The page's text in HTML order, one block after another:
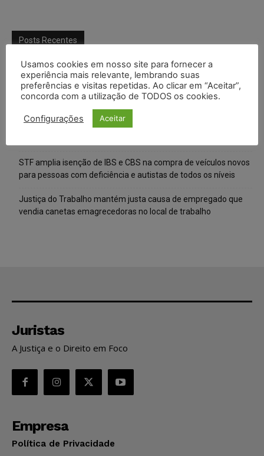
Posts Recentes
Composição da taxa de juros
Meta é alvo de denúncia após anúncios com conteúdo sexual
infantil gerado por IA circularem em suas plataformas
Advogado preso por suspeita de matar o filho tem inscrição
STF amplia isenção de IBS e CBS na compra de veículos novos
para pessoas com deficiência e autistas de todos os níveis
Justiça do Trabalho mantém justa causa de empregado que
vendia canetas emagrecedoras no local de trabalho
Juristas
A Justiça e o Direito em Foco
Empresa
Política de Privacidade
Usamos cookies em nosso site para fornecer a
experiência mais relevante, lembrando suas
preferências e visitas repetidas. Ao clicar em “Aceitar”,
concorda com a utilização de TODOS os cookies.
Configurações Aceitar